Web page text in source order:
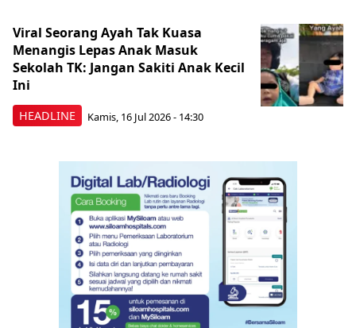
HEADLINE
Viral Seorang Ayah Tak Kuasa
Menangis Lepas Anak Masuk
Sekolah TK: Jangan Sakiti Anak Kecil
Ini
Kamis, 16 Jul 2026 - 14:30